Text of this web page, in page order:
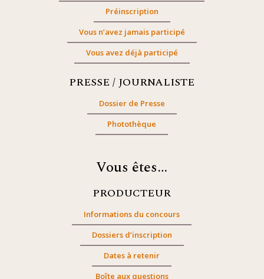
Préinscription
Vous n’avez jamais participé
Vous avez déjà participé
PRESSE / JOURNALISTE
Dossier de Presse
Photothèque
Vous êtes…
PRODUCTEUR
Informations du concours
Dossiers d’inscription
Dates à retenir
Boîte aux questions